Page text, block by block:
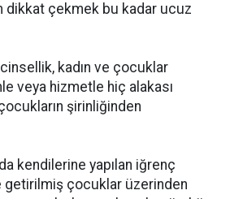
dikkat çekmek bu kadar ucuz
kadın ve çocuklar
veya hizmetle hiç alakası
şirinliğinden
kendilerine yapılan iğrenç
getirilmiş çocuklar üzerinden